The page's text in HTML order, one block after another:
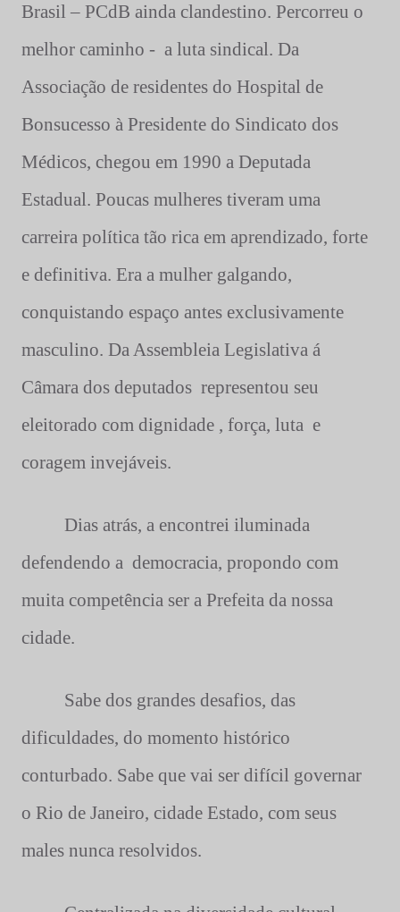
Brasil – PCdB ainda clandestino. Percorreu o
melhor caminho - a luta sindical. Da
Associação de residentes do Hospital de
Bonsucesso à Presidente do Sindicato dos
Médicos, chegou em 1990 a Deputada
Estadual. Poucas mulheres tiveram uma
carreira política tão rica em aprendizado, forte
e definitiva. Era a mulher galgando,
conquistando espaço antes exclusivamente
masculino. Da Assembleia Legislativa á
Câmara dos deputados representou seu
eleitorado com dignidade , força, luta e
coragem invejáveis.
Dias atrás, a encontrei iluminada
defendendo a democracia, propondo com
muita competência ser a Prefeita da nossa
cidade.
Sabe dos grandes desafios, das
dificuldades, do momento histórico
conturbado. Sabe que vai ser difícil governar
o Rio de Janeiro, cidade Estado, com seus
males nunca resolvidos.